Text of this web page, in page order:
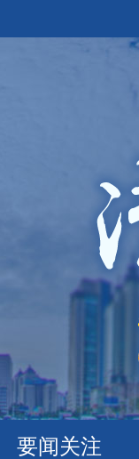
要闻关注